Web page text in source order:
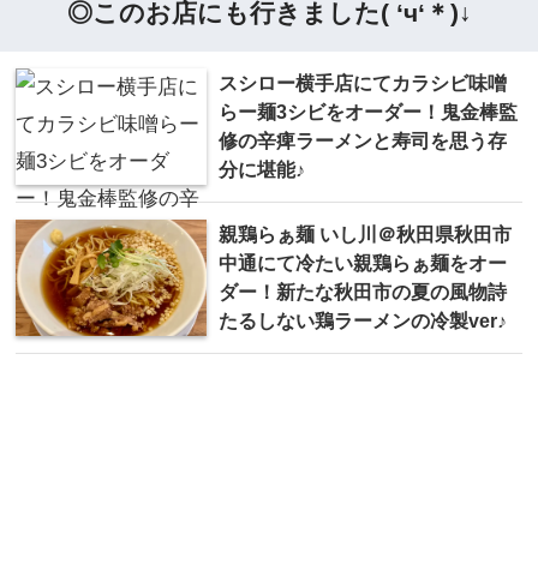
◎このお店にも行きました( ‘ч‘＊)↓
スシロー横手店にてカラシビ味噌
らー麺3シビをオーダー！鬼金棒監
修の辛痺ラーメンと寿司を思う存
分に堪能♪
親鶏らぁ麺 いし川＠秋田県秋田市
中通にて冷たい親鶏らぁ麺をオー
ダー！新たな秋田市の夏の風物詩
たるしない鶏ラーメンの冷製ver♪